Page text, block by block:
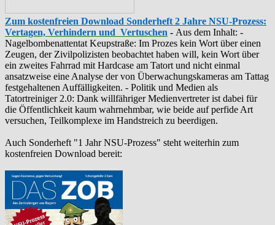
Zum kostenfreien Download Sonderheft 2 Jahre NSU-Prozess:
Vertagen, Verhindern und Vertuschen - Aus dem Inhalt: -
‪Nagelbombenattentat‬ ‎Keupstraße‬: Im Prozes kein Wort über einen
Zeugen, der Zivilpolizisten beobachtet haben will, kein Wort über
ein zweites Fahrrad mit Hardcase am Tatort und nicht einmal
ansatzweise eine Analyse der von Überwachungskameras am Tattag
festgehaltenen Auffälligkeiten. - Politik und Medien als
‪Tatortreiniger‬ 2.0: Dank willfähriger Medienvertreter ist dabei für
die Öffentlichkeit kaum wahrnehmbar, wie beide auf perfide Art
versuchen, Teilkomplexe im Handstreich zu beerdigen.
Auch Sonderheft "1 Jahr NSU-Prozess" steht weiterhin zum
kostenfreien Download bereit: